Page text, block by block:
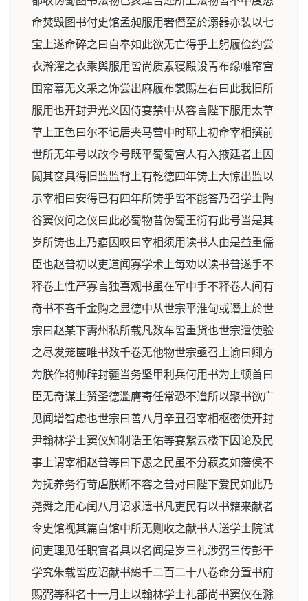
命焚毁图书付史馆孟昶服用奢僭至於溺器亦装以七
宝上遂命碎之曰自奉如此欲无亡得乎上躬履俭约尝
衣澣濯之衣乘舆服用皆尚质素寝殿设青布缘帷帘宫
围帟幕无文采之饰尝出麻履布裳赐左右曰此我旧所
服用也开封尹光义因侍宴禁中从容言陛下服用太草
草上正色曰尔不记居夹马营中时耶上初命宰相撰前
世所无年号以改今号既平蜀蜀宫人有入掖廷者上因
閲其奁具得旧监监背上有乾德四年铸上大惊出监以
示宰相曰安得已有四年所铸乎皆不能答乃召学士陶
谷窦仪问之仪曰此必蜀物昔伪蜀王衍有此号当是其
岁所铸也上乃寤因叹曰宰相须用读书人由是益重儒
臣也赵普初以吏道闻寡学术上每劝以读书普遂手不
释卷上性严寡言独喜观书虽在军中手不释卷人间有
奇书不吝千金购之显德中从世宗平淮甸或谮上於世
宗曰赵某下夀州私所载凡数车皆重货也世宗遣使验
之尽发笼箧唯书数千卷无他物世宗亟召上谕曰卿方
为朕作将帅辟封疆当务坚甲利兵何用书为上顿首曰
臣无奇谋上赞圣德滥膺寄任常恐不迨所以聚书欲广
见闻增智虑也世宗曰善八月辛丑召宰相枢密使开封
尹翰林学士窦仪知制诰王佑等宴紫云楼下因论及民
事上谓宰相赵普等曰下愚之民虽不分菽麦如藩侯不
为抚养务行苛虐朕断不容之普对曰陛下爱民如此乃
尧舜之用心闰八月诏求遗书凡吏民有以书籍来献者
令史馆视其篇自馆中所无则收之献书人送学士院试
问吏理见任职官者具以名闻是岁三礼涉弼三传彭干
学究朱载皆应诏献书縂千二百二十八卷命分置书府
赐弼等科名十一月上以翰林学士礼部尚书窦仪在滁